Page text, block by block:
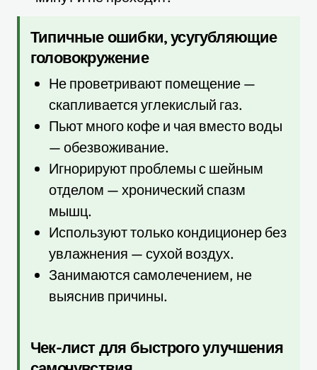
Типичные ошибки, усугубляющие
головокружение
Не проветривают помещение —
скапливается углекислый газ.
Пьют много кофе и чая вместо воды
— обезвоживание.
Игнорируют проблемы с шейным
отделом — хронический спазм
мышц.
Используют только кондиционер без
увлажнения — сухой воздух.
Занимаются самолечением, не
выяснив причины.
Чек-лист для быстрого улучшения